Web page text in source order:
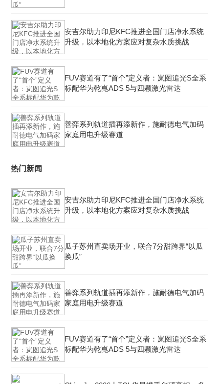
安吉尔助力印尼KFC推进全国门店净水系统
升级，以本地化方案应对复杂水质挑战
FUV赛道有了“首个”定义者：岚图追光S全系
标配华为乾崑ADS 5与四颗激光雷达
善弈系列轨道插再添新作，施耐德电气加码
家庭用电升级赛道
热门新闻
安吉尔助力印尼KFC推进全国门店净水系统
升级，以本地化方案应对复杂水质挑战
瓜子苏州直卖场开业，联合7分甜跨界“以瓜
换瓜”
善弈系列轨道插再添新作，施耐德电气加码
家庭用电升级赛道
FUV赛道有了“首个”定义者：岚图追光S全系
标配华为乾崑ADS 5与四颗激光雷达